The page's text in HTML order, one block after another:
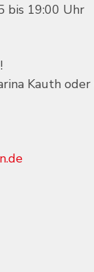
bis 19:00 Uhr
Kauth